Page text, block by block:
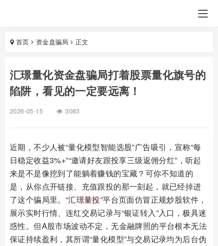
首页 资金盘骗局 正文
汇璟量化资金盘骗局打着股票量化旗号的
陷阱，看见的一定要远离！
2026-05-15 3083
近期，不少人被“量化模型智能选股”广告吸引，宣称“每
日稳定收益3%+”“邀请好友跟投享三级返佣分红”，听起
来是不是像挖到了能躺着赚钱的宝藏？可你不知道的
是，从你点开链接、充值跟投的那一刻起，就已经掉进
了这个骗局里。“汇璟量投”平台页面仿冒正规炒股软件，
展示实时行情、连红交易记录与“银证转入”入口，极具迷
惑性。但A股市场波动不定，无金融牌照的平台根本无法
保证持续盈利，其所谓“量化模型”与交易记录均为后台伪